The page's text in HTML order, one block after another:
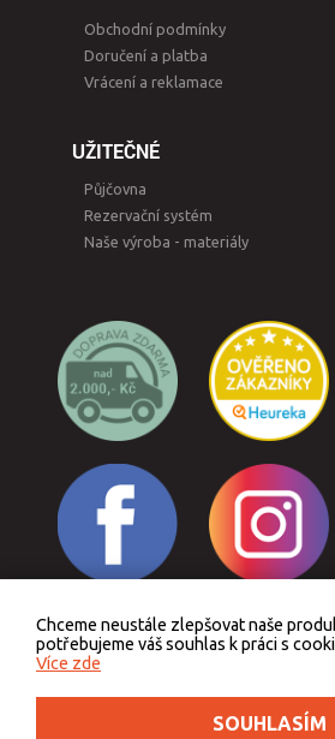
Obchodní podmínky
Doručení a platba
Vrácení a reklamace
UŽITEČNÉ
Půjčovna
Rezervační systém
Naše výroba - materiály
Odstoupit od
Podle zákona o evidenci tržeb je prodávající
Zároveň je povinen zaevidovat přijatou tržbu u
Chceme neustále zlepšovat naše
potřebujeme váš souhlas k práci s
Více zde
SOUHLASÍM